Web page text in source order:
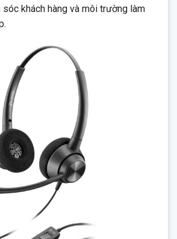
khách hàng và môi trường làm